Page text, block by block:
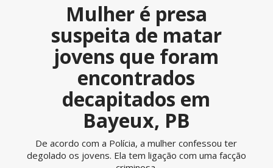
Mulher é presa
suspeita de matar
jovens que foram
encontrados
decapitados em
Bayeux, PB
De acordo com a Polícia, a mulher confessou ter
degolado os jovens. Ela tem ligação com uma facção